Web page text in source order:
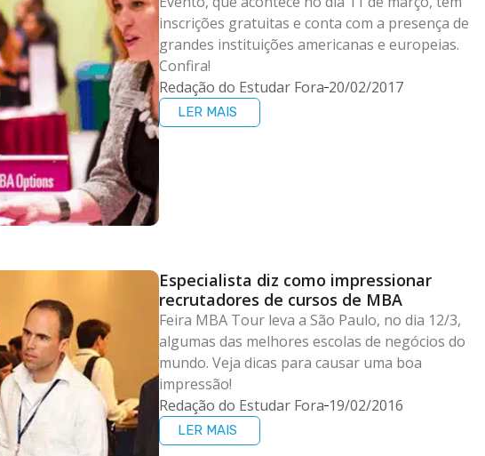
inscrições gratuitas e conta com a presença de
grandes instituições americanas e europeias.
Confira!
Redação do Estudar Fora 20/02/2017
LER MAIS
Especialista diz como impressionar
recrutadores de cursos de MBA
Feira MBA Tour leva a São Paulo, no dia 12/3,
algumas das melhores escolas de negócios do
mundo. Veja dicas para causar uma boa
impressão!
Redação do Estudar Fora 19/02/2016
LER MAIS